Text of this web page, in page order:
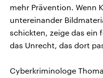
mehr Prävention. Wenn
untereinander
schickten, zeige das ein
das Unrecht, das dort
Cyberkriminologe